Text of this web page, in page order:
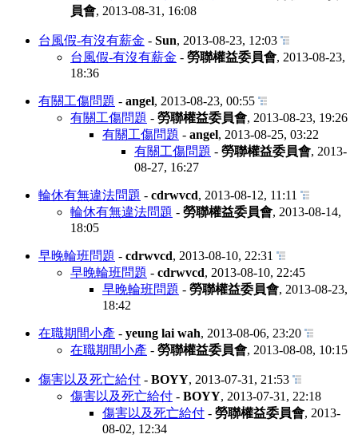
員會, 2013-08-31, 16:08
台風假-有沒有薪金 - Sun, 2013-08-23, 12:03
台風假-有沒有薪金 - 勞聯權益委員會, 2013-08-23,
18:36
有關工傷問題 - angel, 2013-08-23, 00:55
有關工傷問題 - 勞聯權益委員會, 2013-08-23, 19:26
有關工傷問題 - angel, 2013-08-25, 03:22
有關工傷問題 - 勞聯權益委員會, 2013-
08-27, 16:27
輪休有無違法問題 - cdrwvcd, 2013-08-12, 11:11
輪休有無違法問題 - 勞聯權益委員會, 2013-08-14,
18:05
早晚輪班問題 - cdrwvcd, 2013-08-10, 22:31
早晚輪班問題 - cdrwvcd, 2013-08-10, 22:45
早晚輪班問題 - 勞聯權益委員會, 2013-08-23,
18:42
在職期間小產 - yeung lai wah, 2013-08-06, 23:20
在職期間小產 - 勞聯權益委員會, 2013-08-08, 10:15
傷害以及死亡給付 - BOYY, 2013-07-31, 21:53
傷害以及死亡給付 - BOYY, 2013-07-31, 22:18
傷害以及死亡給付 - 勞聯權益委員會, 2013-
08-02, 12:34